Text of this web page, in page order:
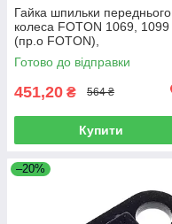
Гайка шпильки переднього
колеса FOTON 1069, 1099
(пр.о FOTON),
1106930003404
Готово до відправки
451,20 ₴ 564 ₴
Купити
–20%